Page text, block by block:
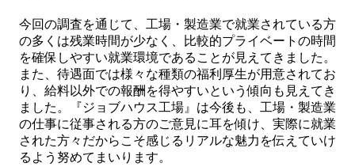
今回の調査を通じて、工場・製造業で就業されている方
の多くは残業時間が少なく、
比較的プライベートの時間
を確保しやすい就業環境であることが見えてきました。
また、待遇面では様々な種類の福利厚生が用意されてお
り、 給料以外での報酬を得やすいという傾向も見えてき
ました。『ジョブハウス工場』は今後も、工場・製造業
の仕事に従事される方のご意見に耳を傾け、実際に就業
された方々だからこそ感じるリアルな魅力を伝えていけ
るよう努めてまいります。